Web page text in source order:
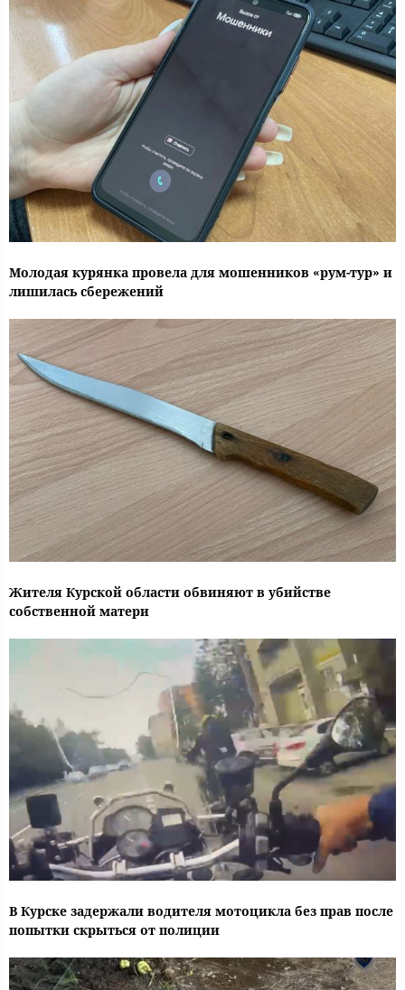
Молодая курянка провела для мошенников «рум-тур» и
лишилась сбережений
Жителя Курской области обвиняют в убийстве
собственной матери
В Курске задержали водителя мотоцикла без прав после
попытки скрыться от полиции